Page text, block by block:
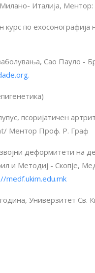
Италија,
по ехосонографија
Сао Пауло -
псоријатичен
Ментор Проф. Р. Граф
деформитети на
и Методиј - Скопје,
medf.ukim.edu.mk
Универзитет Св.